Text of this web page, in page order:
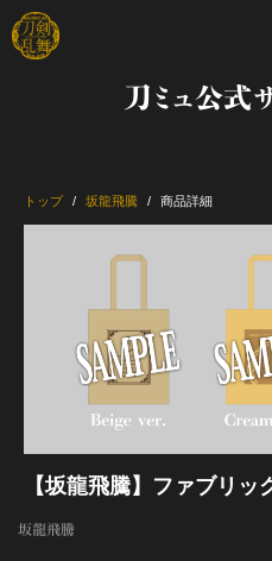
刀ミュ公式
CD・DVD
加州清光
トップ 坂龍飛騰 商品詳細
【坂龍飛騰】ファブリッ
坂龍飛騰